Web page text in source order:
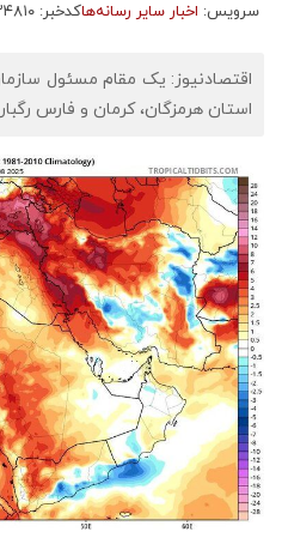
سرویس: اخبار سایر رسانه‌هاکدخبر: ۷۳۴۸۱۰
اقتصادنیوز: ​یک مقام مسئول
استان هرمزگان، کرمان و فارس